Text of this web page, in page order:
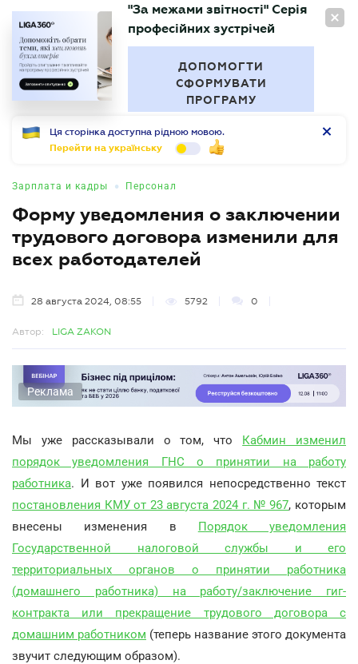
RU
БУХГАЛТЕР
"За межами звітності" Серія
професійних зустрічей
ДОПОМОГТИ
СФОРМУВАТИ
ПРОГРАМУ
Ця сторінка доступна рідною мовою.
Перейти на українську
Зарплата и кадры • Персонал
Форму уведомления о заключении
трудового договора изменили для
всех работодателей
28 августа 2024, 08:55 5792 0
Автор: LIGA ZAKON
Реклама
Мы уже рассказывали о том, что Кабмин изменил
порядок уведомления ГНС о принятии на работу
работника. И вот уже появился непосредственно текст
постановления КМУ от 23 августа 2024 г. № 967, которым
внесены изменения в Порядок уведомления
Государственной налоговой службы и его
территориальных органов о принятии работника
(домашнего работника) на работу/заключение гиг-
контракта или прекращение трудового договора с
домашним работником (теперь название этого документа
звучит следующим образом).